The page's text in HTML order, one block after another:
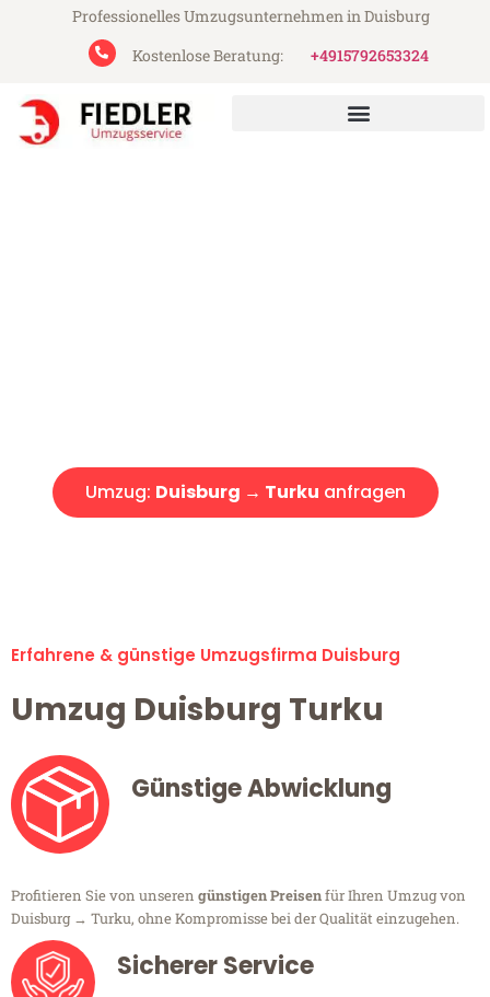
Professionelles Umzugsunternehmen in Duisburg
Kostenlose Beratung:
+4915792653324
Umzug: Duisburg → Turku anfragen
Erfahrene & günstige Umzugsfirma Duisburg
Umzug Duisburg Turku
Günstige Abwicklung
Profitieren Sie von unseren günstigen Preisenfür Ihren Umzug von
Duisburg → Turku, ohne Kompromisse bei der Qualität einzugehen.
Sicherer Service